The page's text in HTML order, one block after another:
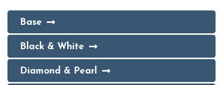
Base
Black & White
Diamond & Pearl